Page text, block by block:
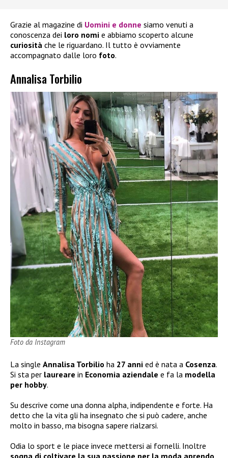
Grazie al magazine di Uomini e donne siamo venuti a
conoscenza dei loro nomi e abbiamo scoperto alcune
curiosità che le riguardano. Il tutto è ovviamente
accompagnato dalle loro foto.
Annalisa Torbilio
Foto da Instagram
La single Annalisa Torbilio ha 27 anni ed è nata a Cosenza.
Si sta per laureare in Economia aziendale e fa la modella
per hobby.
Su descrive come una donna alpha, indipendente e forte. Ha
detto che la vita gli ha insegnato che si può cadere, anche
molto in basso, ma bisogna sapere rialzarsi.
Odia lo sport e le piace invece mettersi ai fornelli. Inoltre
sogna di coltivare la sua passione per la moda aprendo